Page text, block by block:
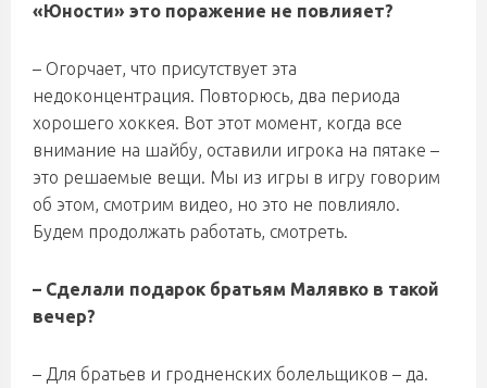
«Юности» это поражение не повлияет?
– Огорчает, что присутствует эта
недоконцентрация. Повторюсь, два периода
хорошего хоккея. Вот этот момент, когда все
внимание на шайбу, оставили игрока на пятаке –
это решаемые вещи. Мы из игры в игру говорим
об этом, смотрим видео, но это не повлияло.
Будем продолжать работать, смотреть.
– Сделали подарок братьям Малявко в такой
вечер?
– Для братьев и гродненских болельщиков – да.